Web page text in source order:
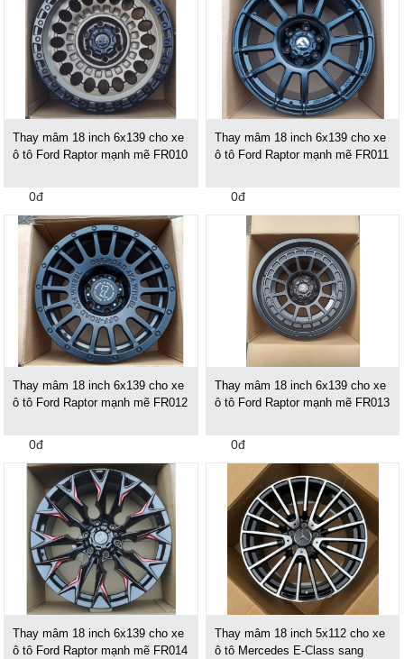
Thay mâm 18 inch 6x139 cho xe
ô tô Ford Raptor mạnh mẽ FR010
0đ
Thay mâm 18 inch 6x139 cho xe
ô tô Ford Raptor mạnh mẽ FR011
0đ
Thay mâm 18 inch 6x139 cho xe
ô tô Ford Raptor mạnh mẽ FR012
0đ
Thay mâm 18 inch 6x139 cho xe
ô tô Ford Raptor mạnh mẽ FR013
0đ
Thay mâm 18 inch 6x139 cho xe
ô tô Ford Raptor mạnh mẽ FR014
Thay mâm 18 inch 5x112 cho xe
ô tô Mercedes E-Class sang